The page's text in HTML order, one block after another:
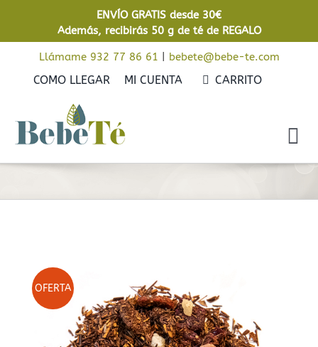
ENVÍO GRATIS desde 30€
Además, recibirás 50 g de té de REGALO
Llámame 932 77 86 61 bebete@bebe-te.com
COMO LLEGAR MI CUENTA CARRITO
Rooibos
Infusiones
On Sale Now!
OFERTA